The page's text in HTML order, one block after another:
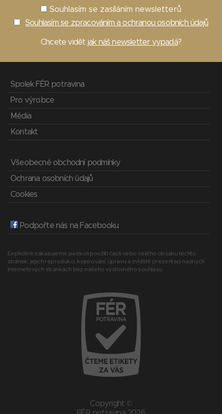
Souhlasím se zasíláním newsletterů
Souhlasím se zpracováním a ochranou osobních údajů
Chcete vidět jak náš newsletter vypadá?
Spolek FÉR potravina
Pro výrobce
Média
Kontakt
Všeobecné obchodní podmínky
Ochrana osobních údajů
Cookies
Podpořte nás na Facebooku
Explicitně zakazujeme jakékoli použití části nebo celého obsahu těchto
stránek, jejich reprodukci, kopírování, úpravu a zvláště prezentaci na jiných
internetových stránkách bez našeho výslovného souhlasu.
Copyright ©